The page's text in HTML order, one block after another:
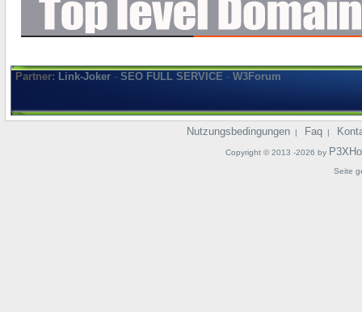
Partner: Link-Joker - SEO FULL SERVICE - W3Forum
Nutzungsbedingungen | Faq |
Copyright © 2013 -2026 by
Seite